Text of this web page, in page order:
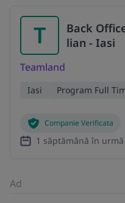
T
Back
lian - Iasi
Teamland
Iasi Program Full
Companie Verificata
1 săptămână în urmă
Ad